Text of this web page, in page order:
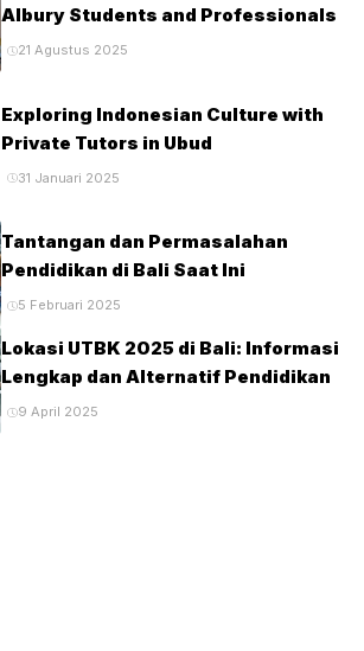
Albury Students and Professionals
21 Agustus 2025
Exploring Indonesian Culture with
Private Tutors in Ubud
31 Januari 2025
Tantangan dan Permasalahan
Pendidikan di Bali Saat Ini
5 Februari 2025
Lokasi UTBK 2025 di Bali: Informasi
Lengkap dan Alternatif Pendidikan
9 April 2025